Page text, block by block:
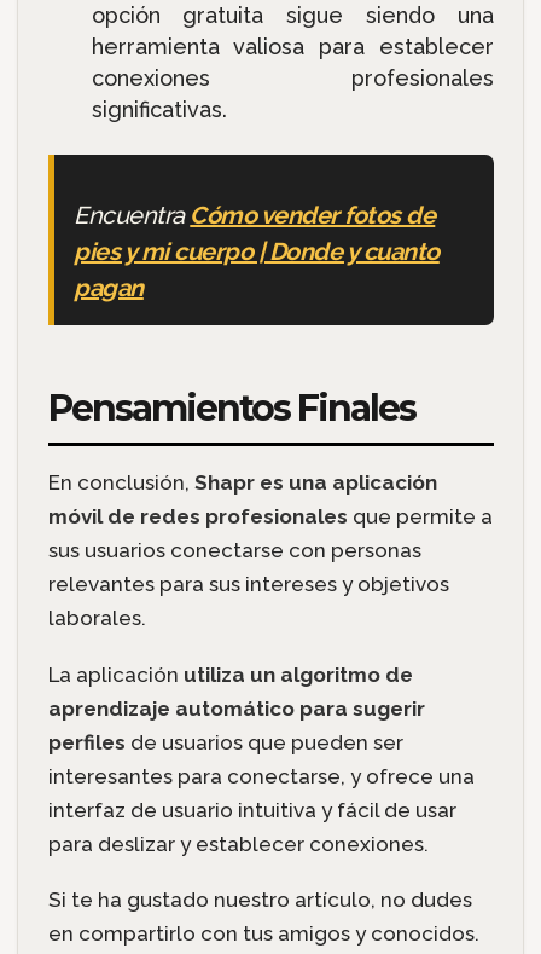
opción gratuita sigue siendo una
herramienta valiosa para establecer
conexiones profesionales
significativas.
Encuentra Cómo vender fotos de
pies y mi cuerpo | Donde y cuanto
pagan
Pensamientos Finales
En conclusión, Shapr es una aplicación
móvil de redes profesionales que permite a
sus usuarios conectarse con personas
relevantes para sus intereses y objetivos
laborales.
La aplicación utiliza un algoritmo de
aprendizaje automático para sugerir
perfiles de usuarios que pueden ser
interesantes para conectarse, y ofrece una
interfaz de usuario intuitiva y fácil de usar
para deslizar y establecer conexiones.
Si te ha gustado nuestro artículo, no dudes
en compartirlo con tus amigos y conocidos.